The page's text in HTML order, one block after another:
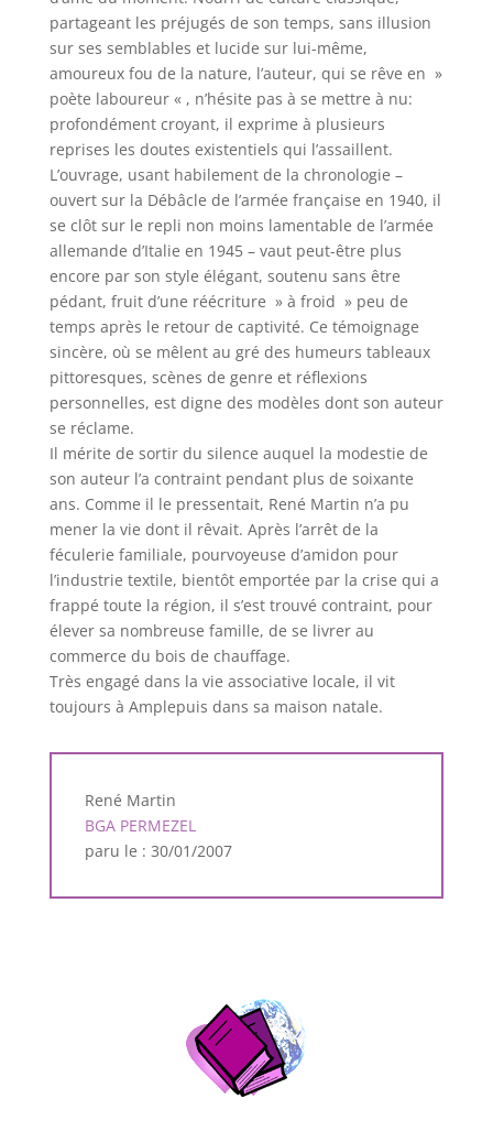
partageant les préjugés de son temps, sans illusion
sur ses semblables et lucide sur lui-même,
amoureux fou de la nature, l’auteur, qui se rêve en »
poète laboureur « , n’hésite pas à se mettre à nu:
profondément croyant, il exprime à plusieurs
reprises les doutes existentiels qui l’assaillent.
L’ouvrage, usant habilement de la chronologie –
ouvert sur la Débâcle de l’armée française en 1940, il
se clôt sur le repli non moins lamentable de l’armée
allemande d’Italie en 1945 – vaut peut-être plus
encore par son style élégant, soutenu sans être
pédant, fruit d’une réécriture » à froid » peu de
temps après le retour de captivité. Ce témoignage
sincère, où se mêlent au gré des humeurs tableaux
pittoresques, scènes de genre et réflexions
personnelles, est digne des modèles dont son auteur
se réclame.
Il mérite de sortir du silence auquel la modestie de
son auteur l’a contraint pendant plus de soixante
ans. Comme il le pressentait, René Martin n’a pu
mener la vie dont il rêvait. Après l’arrêt de la
féculerie familiale, pourvoyeuse d’amidon pour
l’industrie textile, bientôt emportée par la crise qui a
frappé toute la région, il s’est trouvé contraint, pour
élever sa nombreuse famille, de se livrer au
commerce du bois de chauffage.
Très engagé dans la vie associative locale, il vit
toujours à Amplepuis dans sa maison natale.
René Martin
BGA PERMEZEL
paru le : 30/01/2007